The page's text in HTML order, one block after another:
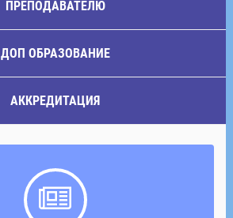
ПРЕПОДАВАТЕЛЮ
ДОП ОБРАЗОВАНИЕ
АККРЕДИТАЦИЯ